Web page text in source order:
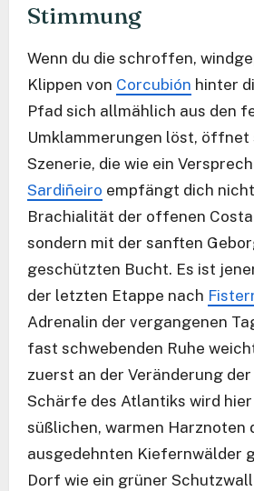
Stimmung
Wenn du die schroffen,
Klippen von Corcubión hinter
Pfad sich allmählich aus den
Umklammerungen löst, öffnet
Szenerie, die wie ein
Sardiñeiro empfängt dich
Brachialität der offenen
sondern mit der sanften
geschützten Bucht. Es ist
der letzten Etappe nach
Adrenalin der vergangenen
fast schwebenden Ruhe
zuerst an der Veränderung
Schärfe des Atlantiks wird
süßlichen, warmen Harznoten
ausgedehnten Kiefernwälder
Dorf wie ein grüner